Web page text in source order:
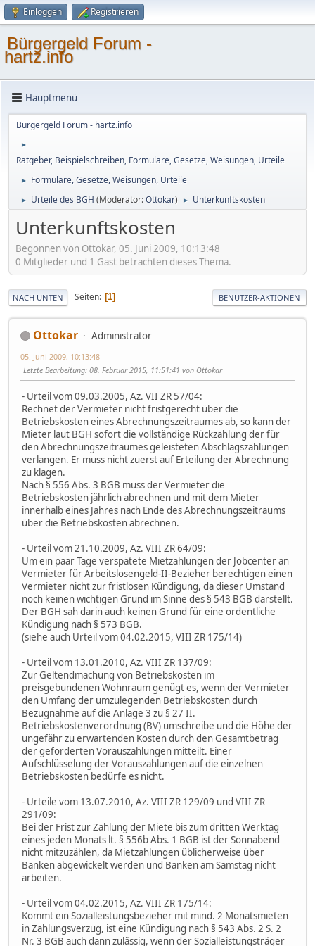
Einloggen Registrieren
Bürgergeld Forum -
hartz.info
Hauptmenü
Bürgergeld Forum - hartz.info
►
Ratgeber, Beispielschreiben, Formulare, Gesetze, Weisungen, Urteile
► Formulare, Gesetze, Weisungen, Urteile
► Urteile des BGH (Moderator:Ottokar) ► Unterkunftskosten
Unterkunftskosten
Begonnen von Ottokar, 05. Juni 2009, 10:13:48
0 Mitglieder und 1 Gast betrachten dieses Thema.
NACH UNTEN Seiten 1 BENUTZER-AKTIONEN
Ottokar Administrator
05. Juni 2009, 10:13:48
Letzte Bearbeitung: 08. Februar 2015, 11:51:41 von Ottokar
- Urteil vom 09.03.2005, Az. VII ZR 57/04:
Rechnet der Vermieter nicht fristgerecht über die
Betriebskosten eines Abrechnungszeitraumes ab, so kann der
Mieter laut BGH sofort die vollständige Rückzahlung der für
den Abrechnungszeitraumes geleisteten Abschlagszahlungen
verlangen. Er muss nicht zuerst auf Erteilung der Abrechnung
zu klagen.
Nach § 556 Abs. 3 BGB muss der Vermieter die
Betriebskosten jährlich abrechnen und mit dem Mieter
innerhalb eines Jahres nach Ende des Abrechnungszeitraums
über die Betriebskosten abrechnen.
- Urteil vom 21.10.2009, Az. VIII ZR 64/09:
Um ein paar Tage verspätete Mietzahlungen der Jobcenter an
Vermieter für Arbeitslosengeld-II-Bezieher berechtigen einen
Vermieter nicht zur fristlosen Kündigung, da dieser Umstand
noch keinen wichtigen Grund im Sinne des § 543 BGB darstellt.
Der BGH sah darin auch keinen Grund für eine ordentliche
Kündigung nach § 573 BGB.
(siehe auch Urteil vom 04.02.2015, VIII ZR 175/14)
- Urteil vom 13.01.2010, Az. VIII ZR 137/09:
Zur Geltendmachung von Betriebskosten im
preisgebundenen Wohnraum genügt es, wenn der Vermieter
den Umfang der umzulegenden Betriebskosten durch
Bezugnahme auf die Anlage 3 zu § 27 II.
Betriebskostenverordnung (BV) umschreibe und die Höhe der
ungefähr zu erwartenden Kosten durch den Gesamtbetrag
der geforderten Vorauszahlungen mitteilt. Einer
Aufschlüsselung der Vorauszahlungen auf die einzelnen
Betriebskosten bedürfe es nicht.
- Urteile vom 13.07.2010, Az. VIII ZR 129/09 und VIII ZR
291/09:
Bei der Frist zur Zahlung der Miete bis zum dritten Werktag
eines jeden Monats lt. § 556b Abs. 1 BGB ist der Sonnabend
nicht mitzuzählen, da Mietzahlungen üblicherweise über
Banken abgewickelt werden und Banken am Samstag nicht
arbeiten.
- Urteil vom 04.02.2015, Az. VIII ZR 175/14:
Kommt ein Sozialleistungsbezieher mit mind. 2 Monatsmieten
in Zahlungsverzug, ist eine Kündigung nach § 543 Abs. 2 S. 2
Nr. 3 BGB auch dann zulässig, wenn der Sozialleistungsträger